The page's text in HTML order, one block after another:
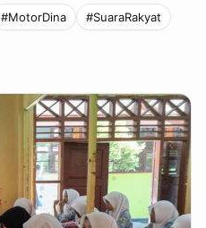
#MotorDina #SuaraRakyat